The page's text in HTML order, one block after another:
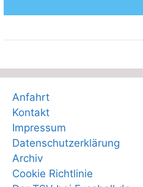
Anfahrt
Kontakt
Impressum
Datenschutzerklärung
Archiv
Cookie Richtlinie